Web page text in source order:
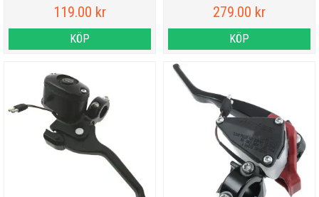
119.00 kr
KÖP
279.00 kr
KÖP